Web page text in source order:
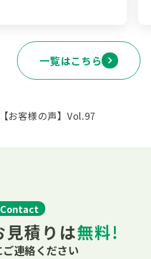
一覧はこちら
お客様の声】Vol.97
Contact
見積りは無料!
ご連絡ください